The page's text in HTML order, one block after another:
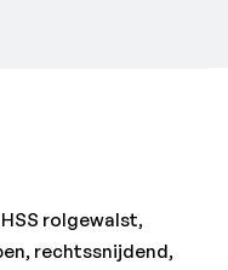
rolgewalst,
rechtssnijdend,